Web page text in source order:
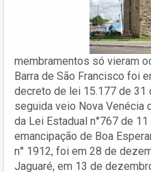
membramentos só vieram
Barra de São Francisco foi
decreto de lei 15.177 de 31
seguida veio Nova Venécia
da Lei Estadual n°767 de
emancipação de Boa
n° 1912, foi em 28 de
Jaguaré, em 13 de